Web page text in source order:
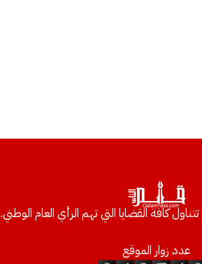
كافة القضايا التي تهم الرأي العام الوطني.
عدد زوار الموقع